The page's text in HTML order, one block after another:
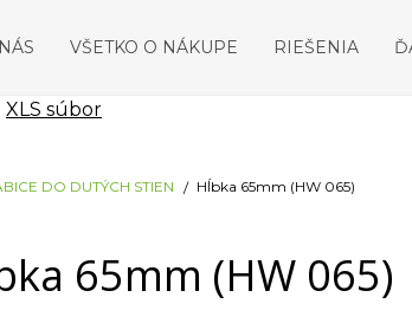
VŠETKO O NÁKUPE RIEŠENIA
XLS súbor
DO DUTÝCH STIEN Hĺbka 65mm (HW 065)
65mm (HW 065)